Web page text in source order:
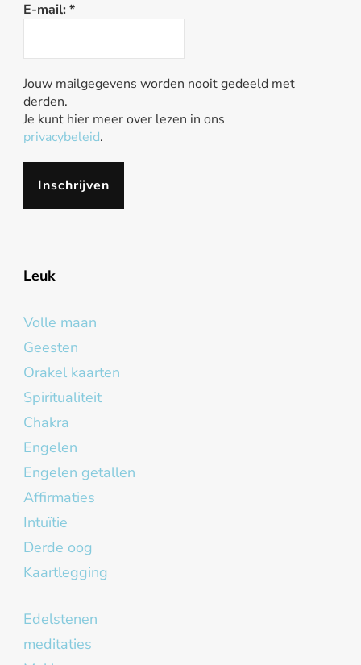
E-mail: *
Jouw mailgegevens worden nooit gedeeld met
derden.
Je kunt hier meer over lezen in ons
privacybeleid.
Leuk
Volle maan
Geesten
Orakel kaarten
Spiritualiteit
Chakra
Engelen
Engelen getallen
Affirmaties
Intuïtie
Derde oog
Kaartlegging
Edelstenen
meditaties